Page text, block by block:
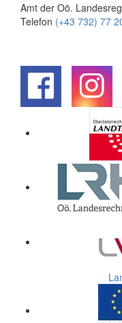
Amt der Oö.
Telefon (+43 732) 77